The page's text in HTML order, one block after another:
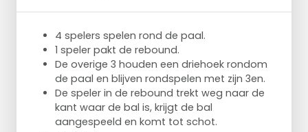
4 spelers spelen rond de paal.
1 speler pakt de rebound.
De overige 3 houden een driehoek rondom
de paal en blijven rondspelen met zijn 3en.
De speler in de rebound trekt weg naar de
kant waar de bal is, krijgt de bal
aangespeeld en komt tot schot.